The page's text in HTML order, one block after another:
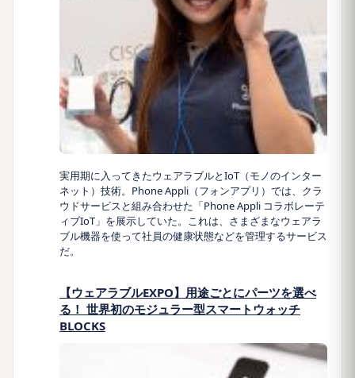
実用期に入ってきたウェアラブルとIoT（モノのインター
ネット）技術。Phone Appli（フォンアプリ）では、クラ
ウドサービスと組み合わせた「Phone Appli コラボレーテ
ィブIoT」を展示していた。これは、さまざまなウェアラ
ブル機器を使って社員の健康状態などを管理するサービス
だ。
【ウェアラブルEXPO】用途ごとにパーツを選べ
る！ 世界初のモジュラー型スマートウォッチ
BLOCKS